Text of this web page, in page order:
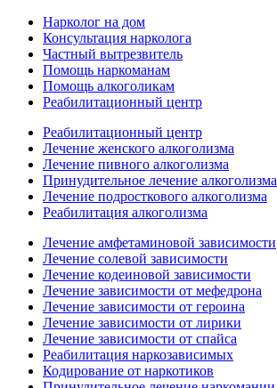
Нарколог на дом
Консультация нарколога
Частный вытрезвитель
Помощь наркоманам
Помощь алкоголикам
Реабилитационный центр
Реабилитационный центр
Лечение женского алкоголизма
Лечение пивного алкоголизма
Принудительное лечение алкоголизма
Лечение подросткового алкоголизма
Реабилитация алкоголизма
Лечение амфетаминовой зависимости
Лечение солевой зависимости
Лечение кодеиновой зависимости
Лечение зависимости от мефедрона
Лечение зависимости от героина
Лечение зависимости от лирики
Лечение зависимости от спайса
Реабилитация наркозависимых
Кодирование от наркотиков